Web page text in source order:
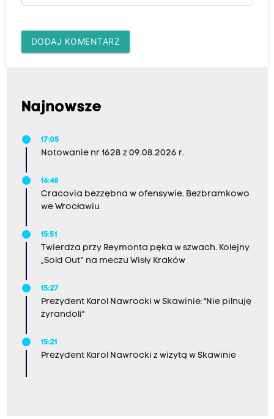
DODAJ KOMENTARZ
Najnowsze
17:05
Notowanie nr 1628 z 09.08.2026 r.
16:48
Cracovia bezzębna w ofensywie. Bezbramkowo
we Wrocławiu
15:51
Twierdza przy Reymonta pęka w szwach. Kolejny
„Sold Out” na meczu Wisły Kraków
15:27
Prezydent Karol Nawrocki w Skawinie: "Nie pilnuję
żyrandoli"
15:21
Prezydent Karol Nawrocki z wizytą w Skawinie